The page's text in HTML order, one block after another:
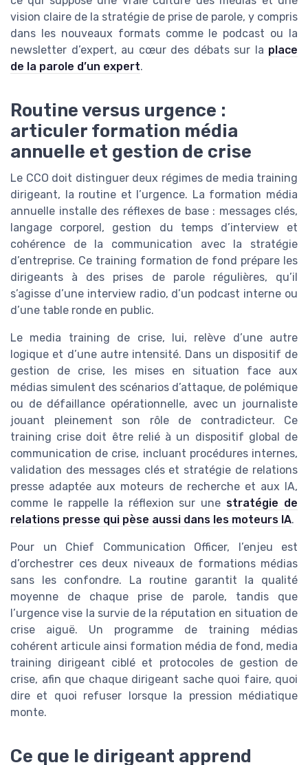
vision claire de la stratégie de prise de parole, y compris
dans les nouveaux formats comme le podcast ou la
newsletter d’expert, au cœur des débats sur la place
de la parole d’un expert.
Routine versus urgence :
articuler formation média
annuelle et gestion de crise
Le CCO doit distinguer deux régimes de media training
dirigeant, la routine et l’urgence. La formation média
annuelle installe des réflexes de base : messages clés,
langage corporel, gestion du temps d’interview et
cohérence de la communication avec la stratégie
d’entreprise. Ce training formation de fond prépare les
dirigeants à des prises de parole régulières, qu’il
s’agisse d’une interview radio, d’un podcast interne ou
d’une table ronde en public.
Le media training de crise, lui, relève d’une autre
logique et d’une autre intensité. Dans un dispositif de
gestion de crise, les mises en situation face aux
médias simulent des scénarios d’attaque, de polémique
ou de défaillance opérationnelle, avec un journaliste
jouant pleinement son rôle de contradicteur. Ce
training crise doit être relié à un dispositif global de
communication de crise, incluant procédures internes,
validation des messages clés et stratégie de relations
presse adaptée aux moteurs de recherche et aux IA,
comme le rappelle la réflexion sur une stratégie de
relations presse qui pèse aussi dans les moteurs IA.
Pour un Chief Communication Officer, l’enjeu est
d’orchestrer ces deux niveaux de formations médias
sans les confondre. La routine garantit la qualité
moyenne de chaque prise de parole, tandis que
l’urgence vise la survie de la réputation en situation de
crise aiguë. Un programme de training médias
cohérent articule ainsi formation média de fond, media
training dirigeant ciblé et protocoles de gestion de
crise, afin que chaque dirigeant sache quoi faire, quoi
dire et quoi refuser lorsque la pression médiatique
monte.
Ce que le dirigeant apprend